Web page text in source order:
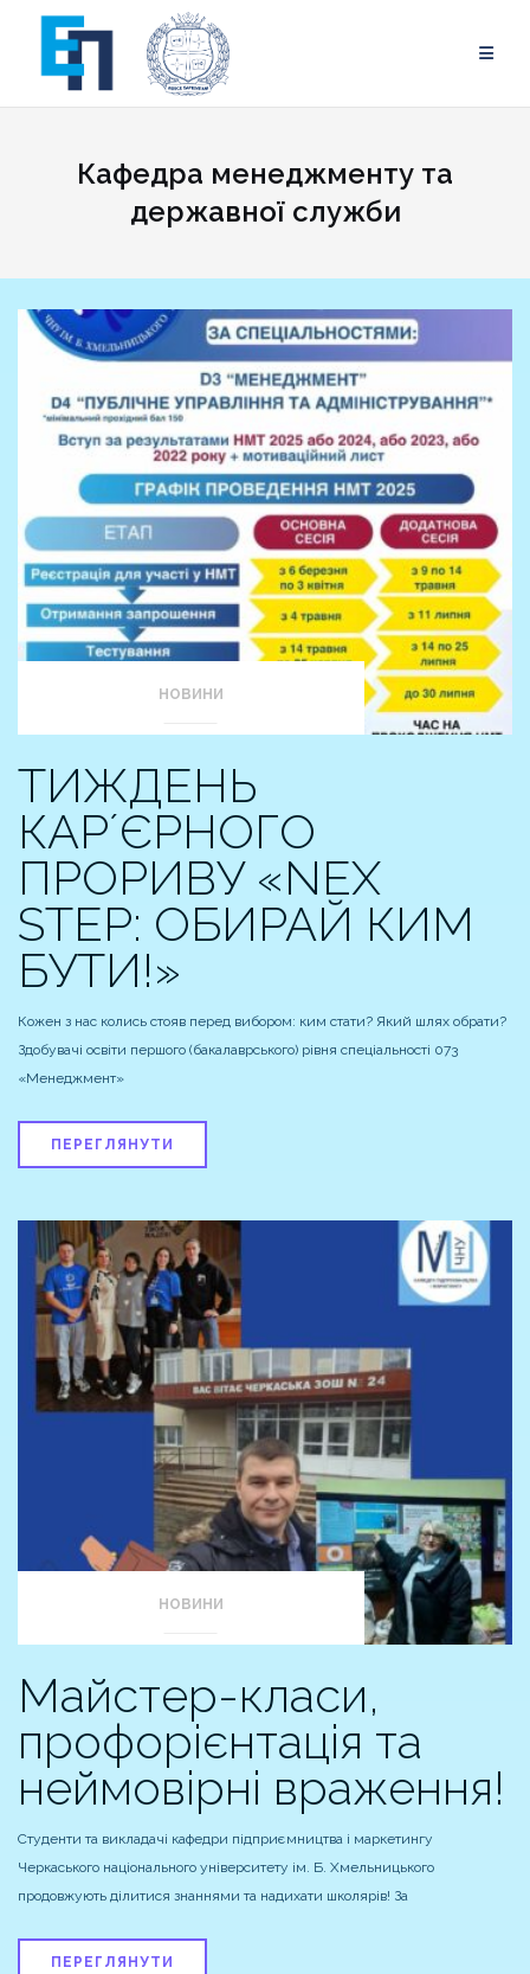
content
Кафедра менеджменту та
державної служби
НОВИНИ
ТИЖДЕНЬ
КАРʼЄРНОГО
ПРОРИВУ «NEX
STEP: ОБИРАЙ КИМ
БУТИ!»
Кожен з нас колись стояв перед вибором: ким стати? Який шлях обрати?
Здобувачі освіти першого (бакалаврського) рівня спеціальності 073
«Менеджмент»
ПЕРЕГЛЯНУТИ
НОВИНИ
Майстер-класи,
профорієнтація та
неймовірні враження!
Студенти та викладачі кафедри підприємництва і маркетингу
Черкаського національного університету ім. Б. Хмельницького
продовжують ділитися знаннями та надихати школярів! За
ПЕРЕГЛЯНУТИ